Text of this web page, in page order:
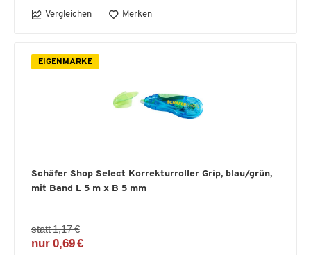
Vergleichen Merken
EIGENMARKE
Schäfer Shop Select Korrekturroller Grip, blau/grün,
mit Band L 5 m x B 5 mm
statt 1,17 €
nur 0,69 €